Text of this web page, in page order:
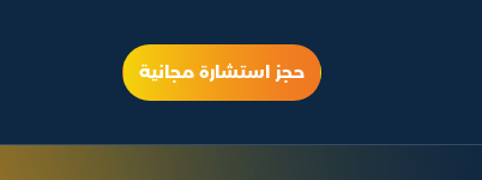
حجز استشارة مجانية